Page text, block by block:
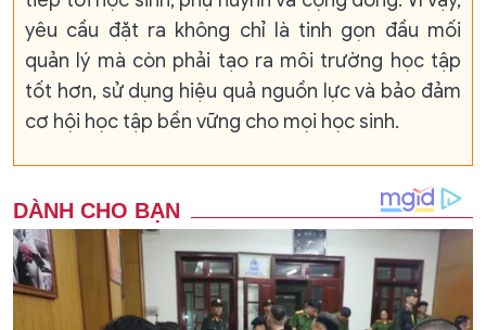
yêu cầu đặt ra không chỉ là tinh gọn đầu mối
quản lý mà còn phải tạo ra môi trường học tập
tốt hơn, sử dụng hiệu quả nguồn lực và bảo đảm
cơ hội học tập bền vững cho mọi học sinh.